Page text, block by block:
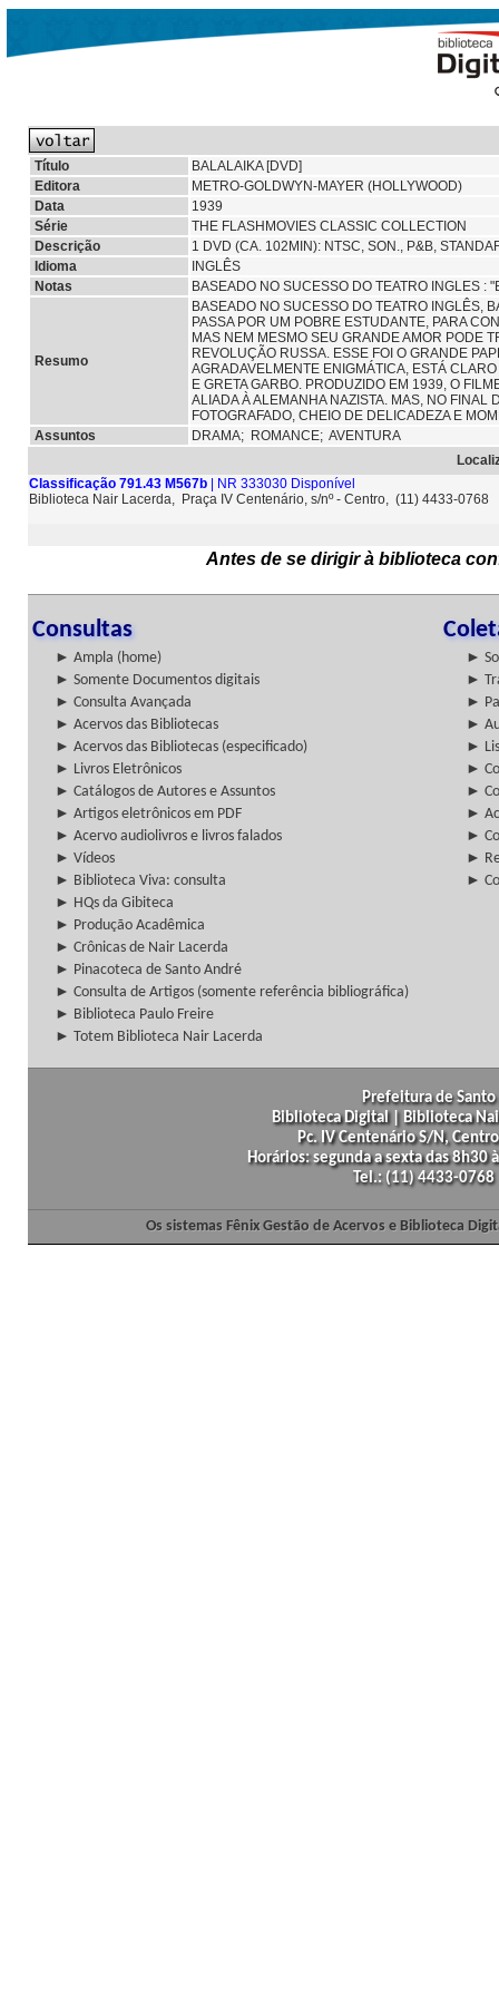
Título
BALALAIKA [DVD]
Editora
METRO-GOLDWYN-MAYER (HOLLYWOOD)
Data
1939
Série
THE FLASHMOVIES CLASSIC COLLECTION
Descrição
1 DVD (CA. 102MIN): NTSC, SON., P&B,
Idioma
INGLÊS
Notas
BASEADO NO SUCESSO DO TEATRO INGLES :
Resumo
BASEADO NO SUCESSO DO TEATRO INGLÊS,
PASSA POR UM POBRE ESTUDANTE, PARA
MAS NEM MESMO SEU GRANDE AMOR PODE
REVOLUÇÃO RUSSA. ESSE FOI O GRANDE
AGRADAVELMENTE ENIGMÁTICA, ESTÁ
E GRETA GARBO. PRODUZIDO EM 1939, O
ALIADA À ALEMANHA NAZISTA. MAS, NO
FOTOGRAFADO, CHEIO DE DELICADEZA E
Assuntos
DRAMA; ROMANCE; AVENTURA
Classificação 791.43 M567b | NR 333030 Disponível
Biblioteca Nair Lacerda, Praça IV Centenário, s/nº - Centro, (11) 4433-0768
Antes de se dirigir à biblioteca
Consultas
► Ampla (home)
►
► Somente Documentos digitais
►
► Consulta Avançada
►
► Acervos das Bibliotecas
►
► Acervos das Bibliotecas (especificado)
►
► Livros Eletrônicos
►
► Catálogos de Autores e Assuntos
►
► Artigos eletrônicos em PDF
►
► Acervo audiolivros e livros falados
►
► Vídeos
►
► Biblioteca Viva: consulta
►
► HQs da Gibiteca
► Produção Acadêmica
► Crônicas de Nair Lacerda
► Pinacoteca de Santo André
► Consulta de Artigos (somente referência bibliográfica)
► Biblioteca Paulo Freire
► Totem Biblioteca Nair Lacerda
Prefeitura de
Biblioteca Digital | Biblioteca
Pc. IV Centenário S/N,
Horários: segunda a sexta das
Tel.: (11) 4433-
Os sistemas Fênix Gestão de Acervos e Biblioteca